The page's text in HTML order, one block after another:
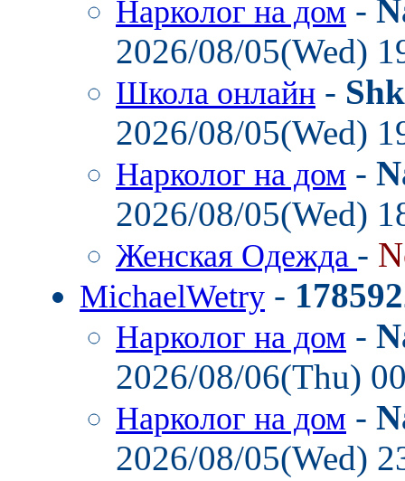
Нарколог на дом -
2026/08/05(Wed)
Школа онлайн -
2026/08/05(Wed)
Нарколог на дом -
2026/08/05(Wed)
Женская Одежда -
MichaelWetry -
Нарколог на дом -
2026/08/06(Thu)
Нарколог на дом -
2026/08/05(Wed)